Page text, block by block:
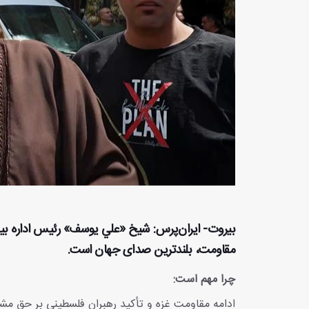
بیروت- ایران‌پرس: شيخ «علي يوسف» رئیس اداره
مقاومت، بلندترین صدای جهان است.
چرا مهم است:
ادامه مقاومت غزه و تأکید رهبران فلسطینی بر حق